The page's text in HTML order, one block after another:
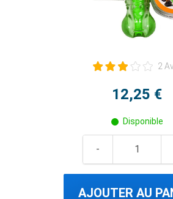
2
12,25 €
Disponible
AJOUTER AU